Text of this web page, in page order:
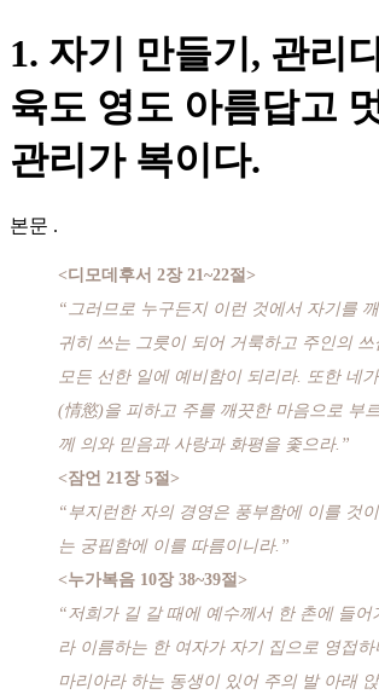
1. 자기 만들기, 관리
육도 영도 아름답고
관리가 복이다.
본문 .
<디모데후서 2장 21~22절>
“그러므로 누구든지 이런 것에서 자기를
귀히 쓰는 그릇이 되어 거룩하고 주인의
모든 선한 일에 예비함이 되리라. 또한 네
(情慾)을 피하고 주를 깨끗한 마음으로 부
께 의와 믿음과 사랑과 화평을 좇으라.”
<잠언 21장 5절>
“부지런한 자의 경영은 풍부함에 이를 것
는 궁핍함에 이를 따름이니라.”
<누가복음 10장 38~39절>
“저희가 길 갈 때에 예수께서 한 촌에 들어
라 이름하는 한 여자가 자기 집으로 영접
마리아라 하는 동생이 있어 주의 발 아래